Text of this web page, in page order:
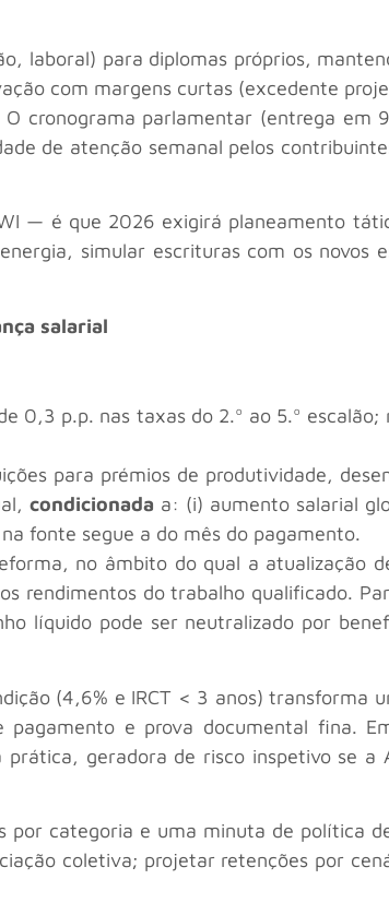
laboral) para diplomas próprios,
com margens curtas (excedente
cronograma parlamentar (entrega em
de atenção semanal pelos
— é que 2026 exigirá planeamento
simular escrituras com os novos
salarial
0,3 p.p. nas taxas do 2.º ao 5.º
para prémios de produtividade,
condicionada a: (i) aumento salarial
fonte segue a do mês do pagamento.
no âmbito do qual a atualização
rendimentos do trabalho qualificado.
líquido pode ser neutralizado por
(4,6% e IRCT < 3 anos) transforma
e prova documental fina.
geradora de risco inspetivo se a
categoria e uma minuta de política
coletiva; projetar retenções por